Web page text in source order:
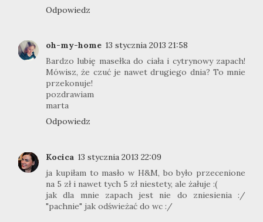
Odpowiedz
oh-my-home 13 stycznia 2013 21:58
Bardzo lubię masełka do ciała i cytrynowy zapach!
Mówisz, że czuć je nawet drugiego dnia? To mnie
przekonuje!
pozdrawiam
marta
Odpowiedz
Kocica 13 stycznia 2013 22:09
ja kupiłam to masło w H&M, bo było przecenione
na 5 zł i nawet tych 5 zł niestety, ale żałuje :(
jak dla mnie zapach jest nie do zniesienia :/
"pachnie" jak odświeżać do wc :/